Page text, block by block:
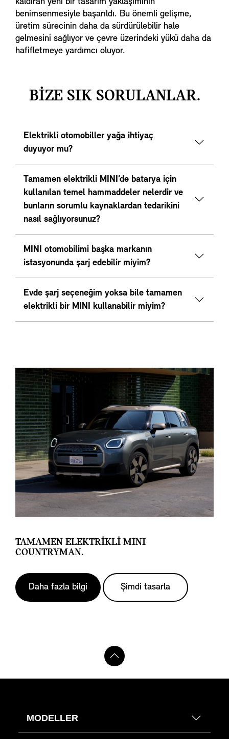
benimsenmesiyle başarıldı. Bu önemli gelişme,
üretim sürecinin daha da sürdürülebilir hale
gelmesini sağlıyor ve çevre üzerindeki yükü daha da
hafifletmeye yardımcı oluyor.
BİZE SIK SORULANLAR.
Elektrikli otomobiller yağa ihtiyaç
duyuyor mu?
Tamamen elektrikli MINI’de batarya için
kullanılan temel hammaddeler nelerdir ve
bunların sorumlu kaynaklardan tedarikini
nasıl sağlıyorsunuz?
MINI otomobilimi başka markanın
istasyonunda şarj edebilir miyim?
Evde şarj seçeneğim yoksa bile tamamen
elektrikli bir MINI kullanabilir miyim?
TAMAMEN ELEKTRIKLI MINI
COUNTRYMAN.
Daha fazla bilgi Şimdi tasarla
MODELLER